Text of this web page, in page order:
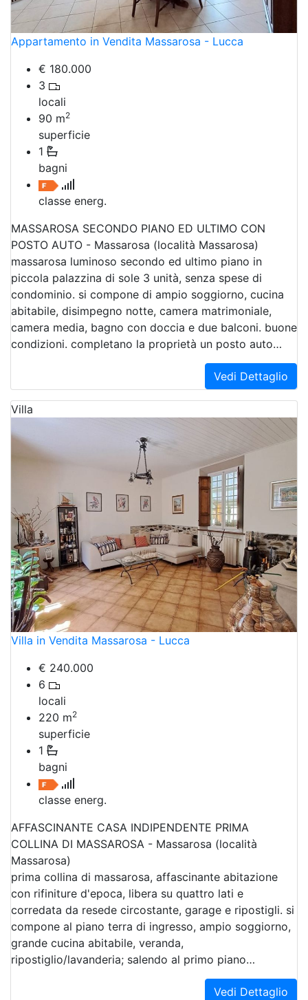
Appartamento in Vendita Massarosa - Lucca
€ 180.000
3
locali
90 m2
superficie
1
bagni
classe energ.
MASSAROSA SECONDO PIANO ED ULTIMO CON
POSTO AUTO - Massarosa (località Massarosa)
massarosa luminoso secondo ed ultimo piano in
piccola palazzina di sole 3 unità, senza spese di
condominio. si compone di ampio soggiorno, cucina
abitabile, disimpegno notte, camera matrimoniale,
camera media, bagno con doccia e due balconi. buone
condizioni. completano la proprietà un posto auto…
Vedi Dettaglio
Villa
Villa in Vendita Massarosa - Lucca
€ 240.000
6
locali
220 m2
superficie
1
bagni
classe energ.
AFFASCINANTE CASA INDIPENDENTE PRIMA
COLLINA DI MASSAROSA - Massarosa (località
Massarosa)
prima collina di massarosa, affascinante abitazione
con rifiniture d'epoca, libera su quattro lati e
corredata da resede circostante, garage e ripostigli. si
compone al piano terra di ingresso, ampio soggiorno,
grande cucina abitabile, veranda,
ripostiglio/lavanderia; salendo al primo piano…
Vedi Dettaglio